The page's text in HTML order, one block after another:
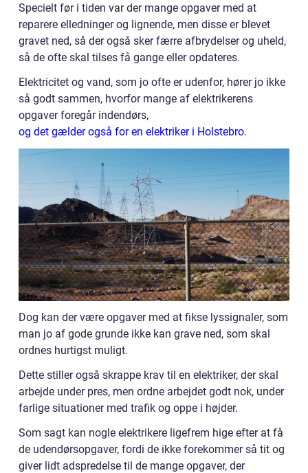
Specielt før i tiden var der mange opgaver med at
reparere elledninger og lignende, men disse er blevet
gravet ned, så der også sker færre afbrydelser og uheld,
så de ofte skal tilses få gange eller opdateres.
Elektricitet og vand, som jo ofte er udenfor, hører jo ikke
så godt sammen, hvorfor mange af elektrikerens
opgaver foregår indendørs,
og det gælder også for en elektriker i Holstebro.
Dog kan der være opgaver med at fikse lyssignaler, som
man jo af gode grunde ikke kan grave ned, som skal
ordnes hurtigst muligt.
Dette stiller også skrappe krav til en elektriker, der skal
arbejde under pres, men ordne arbejdet godt nok, under
farlige situationer med trafik og oppe i højder.
Som sagt kan nogle elektrikere ligefrem hige efter at få
de udendørsopgaver, fordi de ikke forekommer så tit og
giver lidt adspredelse til de mange opgaver, der